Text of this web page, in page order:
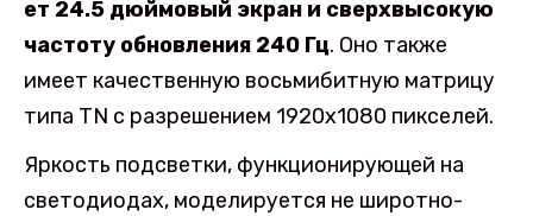
ет 24.5 дюймовый экран и сверхвысокую
частоту обновления 240 Гц. Оно также
имеет качественную восьмибитную матрицу
типа TN с разрешением 1920х1080 пикселей.
Яркость подсветки, функционирующей на
светодиодах, моделируется не широтно-